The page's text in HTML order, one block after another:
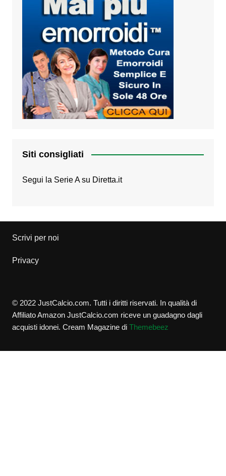
Siti consigliati
Segui la Serie A su Diretta.it
Scrivi per noi
Privacy
© 2022 JustCalcio.com. Tutti i diritti riservati. In qualità di
Affiliato Amazon JustCalcio.com riceve un guadagno dagli
acquisti idonei. Cream Magazine di Themebeez